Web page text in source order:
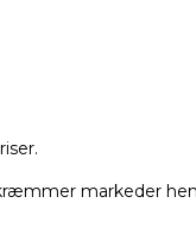
markeder